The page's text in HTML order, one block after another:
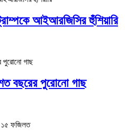
আইআরজিসির হুঁশিয়ারি
বছরের পুরোনো গাছ